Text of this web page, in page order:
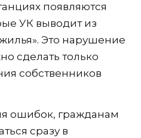
появляются
УК выводит из
Это нарушение
сделать только
собственников
ошибок, гражданам
сразу в